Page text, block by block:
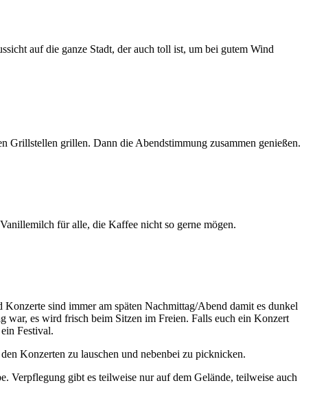
auf die ganze Stadt, der auch toll ist, um bei gutem Wind
Grillstellen grillen. Dann die Abendstimmung zusammen genießen.
für alle, die Kaffee nicht so gerne mögen.
sind immer am späten Nachmittag/Abend damit es dunkel
war, es wird frisch beim Sitzen im Freien. Falls euch ein Konzert
Festival.
Konzerten zu lauschen und nebenbei zu picknicken.
gibt es teilweise nur auf dem Gelände, teilweise auch